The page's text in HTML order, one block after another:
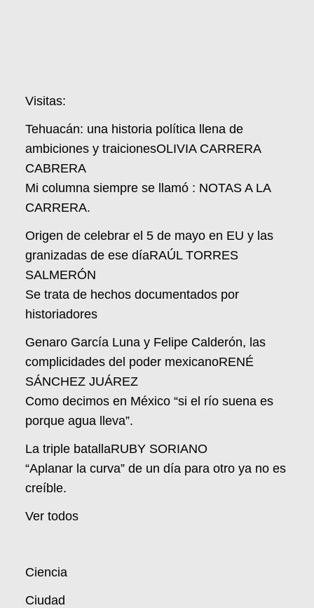
Visitas:
Tehuacán: una historia política llena de
ambiciones y traicionesOLIVIA CARRERA
CABRERA
Mi columna siempre se llamó : NOTAS A LA
CARRERA.
Origen de celebrar el 5 de mayo en EU y las
granizadas de ese díaRAÚL TORRES
SALMERÓN
Se trata de hechos documentados por
historiadores
Genaro García Luna y Felipe Calderón, las
complicidades del poder mexicanoRENÉ
SÁNCHEZ JUÁREZ
Como decimos en México “si el río suena es
porque agua lleva”.
La triple batallaRUBY SORIANO
“Aplanar la curva” de un día para otro ya no es
creíble.
Ver todos
Ciencia
Ciudad